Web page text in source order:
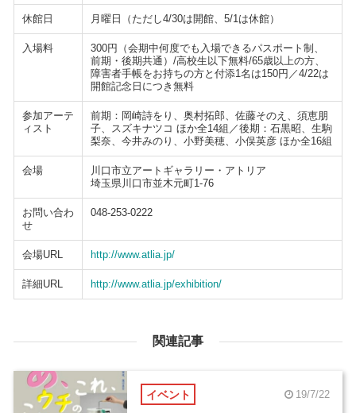
休館日 月曜日（ただし4/30は開館、5/1は休館）
入場料
300円（会期中何度でも入場できるパスポート制、
前期・後期共通）/高校生以下無料/65歳以上の方、
障害者手帳をお持ちの方と付添1名は150円／4/22は
開館記念日につき無料
参加アーテ
ィスト
前期：岡崎詩をり、奥村拓郎、佐藤そのえ、須恵朋
子、スズキナツコ ほか全14組／後期：石黒昭、生駒
梨奈、今井みのり、小野美穂、小俣英彦 ほか全16組
会場
川口市立アートギャラリー・アトリア
埼玉県川口市並木元町1-76
お問い合わ
せ
048-253-0222
会場URL http://www.atlia.jp/
詳細URL http://www.atlia.jp/exhibition/
関連記事
イベント 19/7/22